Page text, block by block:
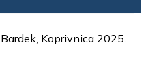
Koprivnica 2025.